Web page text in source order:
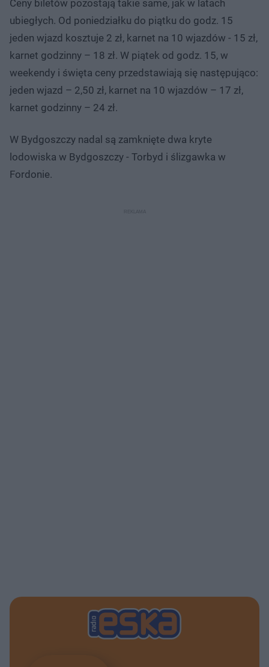
Ceny biletów pozostają takie same, jak w latach
ubiegłych. Od poniedziałku do piątku do godz. 15
jeden wjazd kosztuje 2 zł, karnet na 10 wjazdów - 15 zł,
karnet godzinny – 18 zł. W piątek od godz. 15, w
weekendy i święta ceny przedstawiają się następująco:
jeden wjazd – 2,50 zł, karnet na 10 wjazdów – 17 zł,
karnet godzinny – 24 zł.
W Bydgoszczy nadal są zamknięte dwa kryte
lodowiska w Bydgoszczy - Torbyd i ślizgawka w
Fordonie.